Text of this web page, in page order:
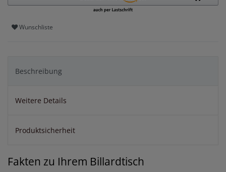
Wunschliste
Beschreibung
Weitere Details
Produktsicherheit
Fakten zu Ihrem Billardtisch